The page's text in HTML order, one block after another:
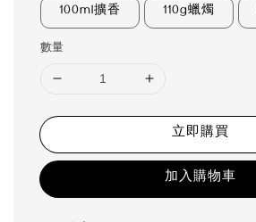
100ml擴香 110g蠟燭
數量
立即購買
加入購物車